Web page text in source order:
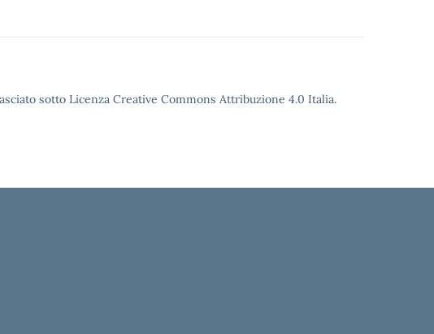
sotto Licenza Creative Commons Attribuzione 4.0 Italia.